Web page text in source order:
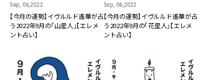
Sep, 06,2022
【今月の運勢】イヴルルド遙華が占
う2022年9月の「山星人」【エレメ
ント占い】
Sep, 06,2022
【今月の運勢】イヴルルド遙華が占
う2022年9月の「花星人」【エレメ
ント占い】